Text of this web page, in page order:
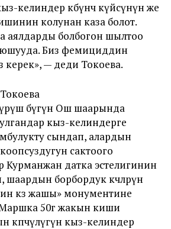
келиндер көбүнчө күйөөсүнүн же
колунан каза болот.
аялдарды болбогон шылтоо
Биз фемициддин
— деди Токоева.
бүгүн Ош шаарында
кыз-келиндерге
сындап, алардын
сактоого
датка эстелигинин
борбордук көчөлөрүн
көз жашы» монументине
50гө жакын киши
көпчүлүгүн кыз-келиндер